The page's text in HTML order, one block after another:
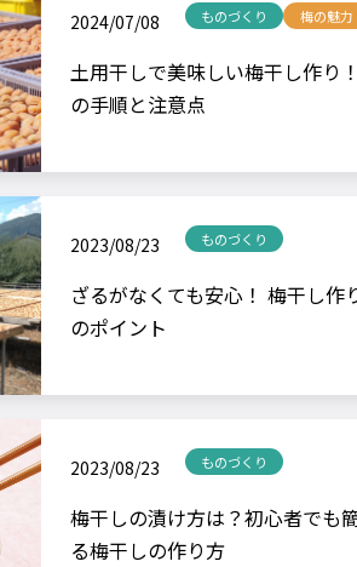
2024/07/08 ものづくり 梅の魅力
土用干しで美味しい梅干し作り
の手順と注意点
2023/08/23 ものづくり
ざるがなくても安心！ 梅干し作
のポイント
2023/08/23 ものづくり
梅干しの漬け方は？初心者でも
る梅干しの作り方